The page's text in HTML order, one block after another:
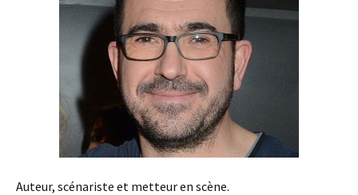
Auteur, scénariste et metteur en scène.